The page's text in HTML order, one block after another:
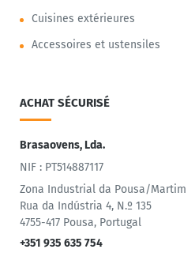
Cuisines extérieures
Accessoires et ustensiles
ACHAT SÉCURISÉ
Brasaovens, Lda.
NIF : PT514887117
Zona Industrial da Pousa/Martim
Rua da Indústria 4, N.º 135
4755-417 Pousa, Portugal
+351 935 635 754